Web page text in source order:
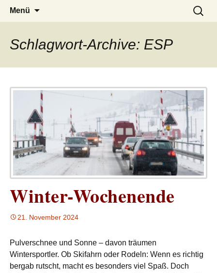
LUCKX
– das Magazin
Menü
Suchen
nach:
Schlagwort-Archive: ESP
Winter-Wochenende
21. November 2024
Pulverschnee und Sonne – davon träumen
Wintersportler. Ob Skifahrn oder Rodeln: Wenn es richtig
bergab rutscht, macht es besonders viel Spaß. Doch